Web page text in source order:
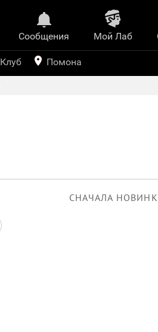
СНАЧАЛА
Сообщения
Mой Лаб​
иринт
Клуб Помона